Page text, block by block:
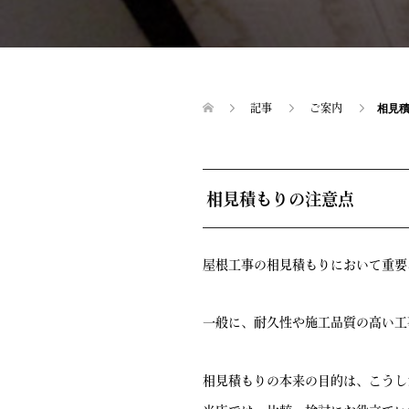
記事 ご案内 相見
相見積もりの注意点
屋根工事の相見積もりにおいて重
一般に、耐久性や施工品質の高い
相見積もりの本来の目的は、こう